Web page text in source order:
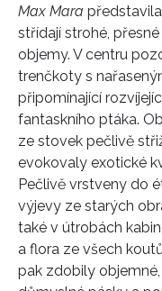
Max Mara
střídají strohé,
objemy. V centru
trenčkoty s
připomínající
fantaskního ptáka.
ze stovek pečlivě
evokovaly exotické
Pečlivě vrstveny do
výjevy ze starých
také v útrobách
a flora ze všech
pak zdobily